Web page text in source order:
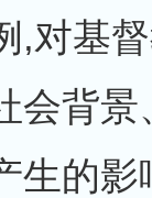
,对基
会背景
生的